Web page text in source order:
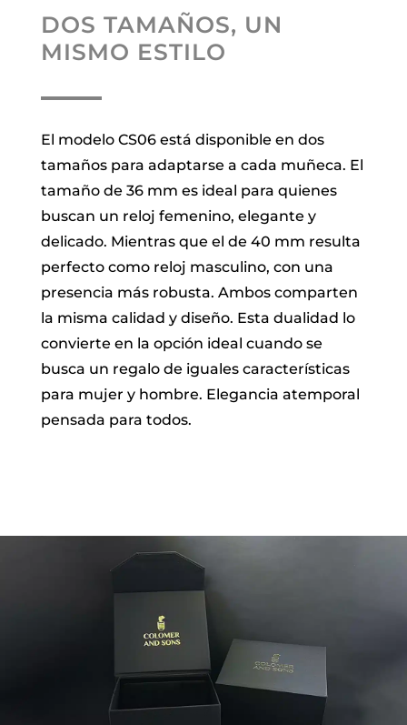
DOS TAMAÑOS, UN
MISMO ESTILO
El modelo CS06 está disponible en dos
tamaños para adaptarse a cada muñeca. El
tamaño de 36 mm es ideal para quienes
buscan un reloj femenino, elegante y
delicado. Mientras que el de 40 mm resulta
perfecto como reloj masculino, con una
presencia más robusta. Ambos comparten
la misma calidad y diseño. Esta dualidad lo
convierte en la opción ideal cuando se
busca un regalo de iguales características
para mujer y hombre. Elegancia atemporal
pensada para todos.